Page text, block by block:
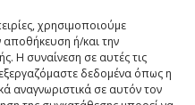
χρησιμοποιούμε
αποθήκευση ή/και την
Η συναίνεση σε αυτές τις
δεδομένα όπως η
αναγνωριστικά σε αυτόν τον
ΕΥΑΘ
ΕΥΑΘ